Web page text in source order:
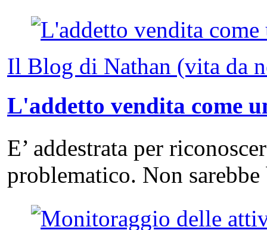
Il Blog di Nathan (vita da
L'addetto vendita come
E’ addestrata per
problematico. Non